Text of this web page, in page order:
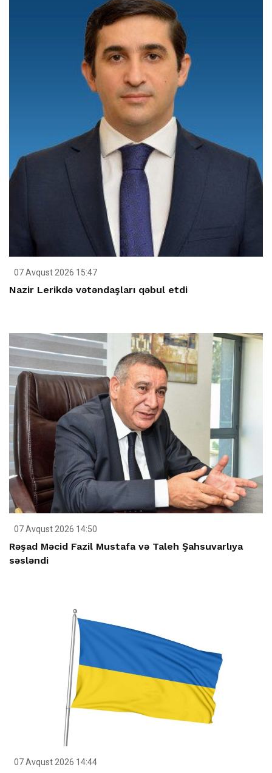
07 Avqust 2026 15:47
Nazir Lerikdə vətəndaşları qəbul etdi
07 Avqust 2026 14:50
Rəşad Məcid Fazil Mustafa və Taleh Şahsuvarlıya
səsləndi
07 Avqust 2026 14:44